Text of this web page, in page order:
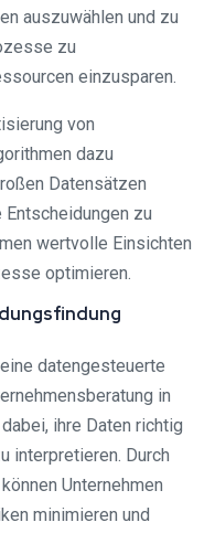
auszuwählen und zu
zu
einzusparen.
von
dazu
Datensätzen
zu
wertvolle Einsichten
optimieren.
datengesteuerte
in
ihre Daten richtig
interpretieren. Durch
Unternehmen
minimieren und